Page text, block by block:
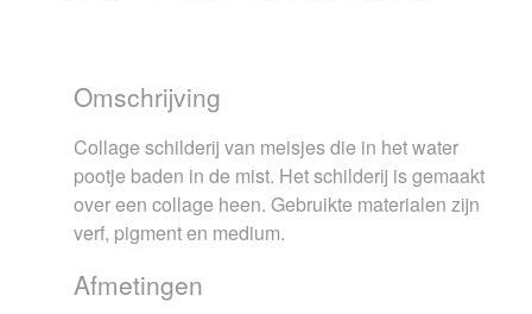
Omschrijving
Collage schilderij van meisjes die in het water
pootje baden in de mist. Het schilderij is gemaakt
over een collage heen. Gebruikte materialen zijn
verf, pigment en medium.
Afmetingen